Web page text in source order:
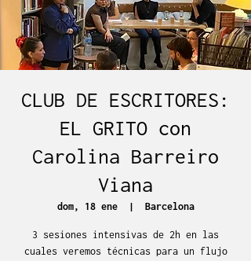
CLUB DE ESCRITORES:
EL GRITO con
Carolina Barreiro
Viana
dom, 18 ene
  |
Barcelona
3 sesiones intensivas de 2h en las
cuales veremos técnicas para un flujo